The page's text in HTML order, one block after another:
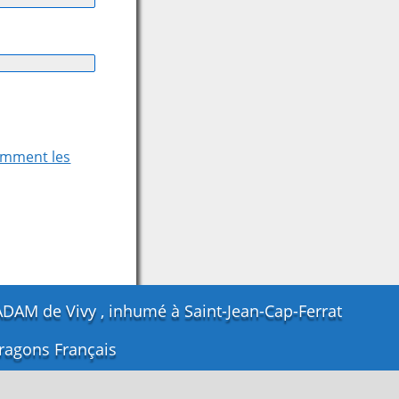
les
de Vivy , inhumé à Saint-Jean-Cap-Ferrat
Français